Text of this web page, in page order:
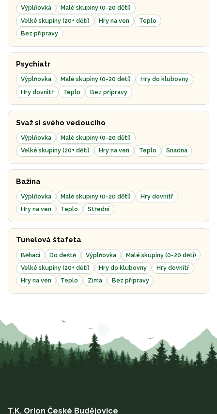
Výplňovka
Malé skupiny (0-20 dětí)
Velké skupiny (20+ dětí)
Hry na ven
Teplo
Bez přípravy
Psychiatr
Výplňovka Malé skupiny (0-20 dětí)
Hry do klubovny
Hry dovnitř
Teplo Bez přípravy
Svaž si svého vedoucího
Výplňovka
Malé skupiny (0-20 dětí)
Velké skupiny (20+ dětí)
Hry na ven Teplo Snadná
Bažina
Výplňovka Malé skupiny (0-20 dětí)
Hry dovnitř
Hry na ven
Teplo Střední
Tunelová štafeta
Běhací Do deště Výplňovka
Malé skupiny (0-20 dětí)
Velké skupiny (20+ dětí)
Hry do klubovny
Hry dovnitř
Hry na ven
Teplo Zima Bez přípravy
T.K. Orion České Budějovice